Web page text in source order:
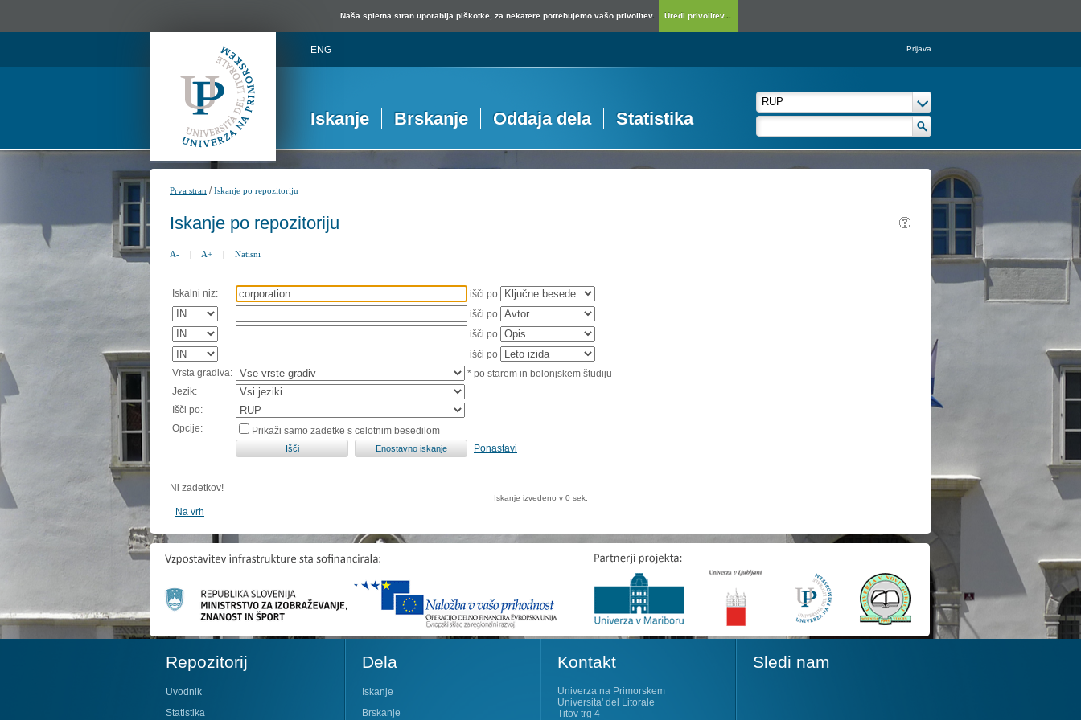
Naša spletna stran uporablja piškotke, za nekatere potrebujemo vašo privolitev. Uredi privolitev...
ENG Prijava
Iskanje Brskanje Oddaja dela Statistika
Prva stran /Iskanje po repozitoriju
Iskanje po repozitoriju
A- | A+ | Natisni
Iskalni niz:
išči po
išči po
išči po
išči po
Vrsta gradiva:
* po starem in bolonjskem študiju
Jezik:
Išči po:
Opcije:
Prikaži samo zadetke s celotnim besedilom
Ponastavi
Ni zadetkov!
Iskanje izvedeno v 0 sek.
Na vrh
Repozitorij
Uvodnik
Statistika
Dela
Iskanje
Brskanje
Kontakt
Univerza na Primorskem
Universita' del Litorale
Titov trg 4
Sledi nam